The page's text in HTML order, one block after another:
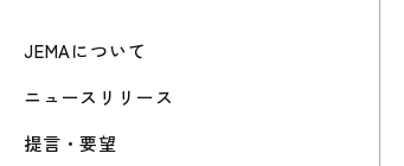
JEMAについて
ニュースリリース
提言・要望